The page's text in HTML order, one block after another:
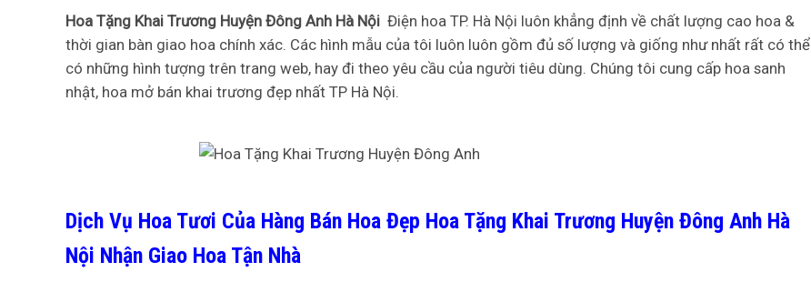
Hoa Tặng Khai Trương Huyện Đông Anh Hà Nội Điện hoa TP. Hà Nội luôn khẳng định về chất lượng cao hoa &
thời gian bàn giao hoa chính xác. Các hình mẫu của tôi luôn luôn gồm đủ số lượng và giống như nhất rất có thể
có những hình tượng trên trang web, hay đi theo yêu cầu của người tiêu dùng. Chúng tôi cung cấp hoa sanh
nhật, hoa mở bán khai trương đẹp nhất TP Hà Nội.
Dịch Vụ Hoa Tươi Của Hàng Bán Hoa Đẹp Hoa Tặng Khai Trương Huyện Đông Anh Hà
Nội Nhận Giao Hoa Tận Nhà